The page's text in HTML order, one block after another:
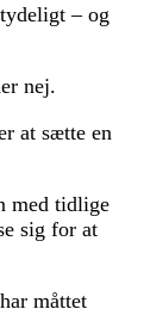
– og
nej.
at sætte en
med tidlige
sig for at
måttet